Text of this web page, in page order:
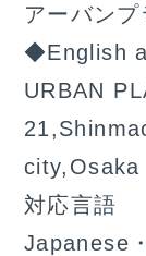
アーバン
◆English
URBAN
city,Osaka
対応言語
Japanese